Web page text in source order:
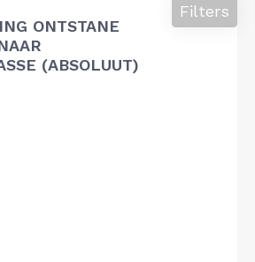
ONTSTANE
(ABSOLUUT)
Filters